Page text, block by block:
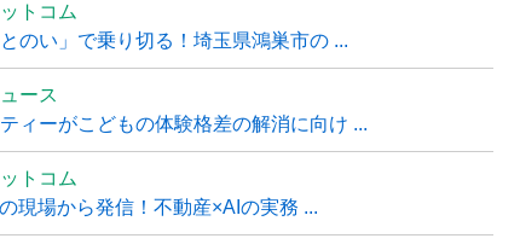
トコム
のい」で乗り切る！埼玉県鴻巣市の ...
ース
ィーがこどもの体験格差の解消に向け ...
トコム
現場から発信！不動産×AIの実務 ...